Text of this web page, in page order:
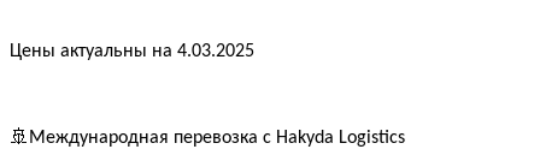
Цены актуальны на 4.03.2025
🚢Международная перевозка с Hakyda Logistics